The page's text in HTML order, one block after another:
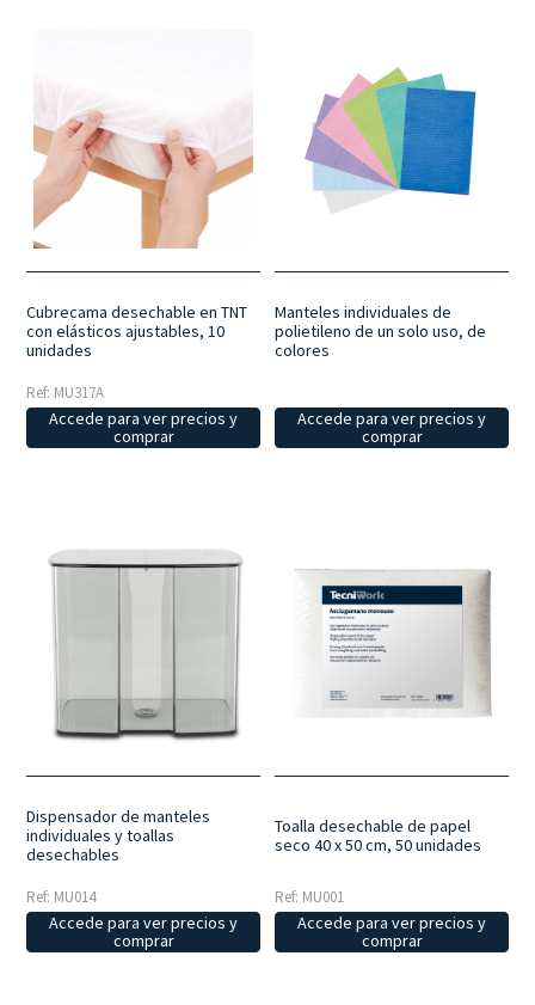
Cubrecama desechable en TNT
con elásticos ajustables, 10
unidades
Ref: MU317A
Accede para ver precios y
comprar
Manteles individuales de
polietileno de un solo uso, de
colores
Accede para ver precios y
comprar
Dispensador de manteles
individuales y toallas
desechables
Ref: MU014
Accede para ver precios y
comprar
Toalla desechable de papel
seco 40 x 50 cm, 50 unidades
Ref: MU001
Accede para ver precios y
comprar